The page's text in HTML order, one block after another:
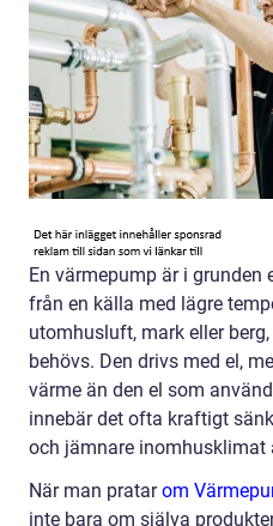
En värmepump är i
från en källa med lägre
utomhusluft, mark eller
behövs. Den drivs med el,
värme än den el som
innebär det ofta kraftigt
och jämnare inomhusklimat
När man pratarom
inte bara om själva